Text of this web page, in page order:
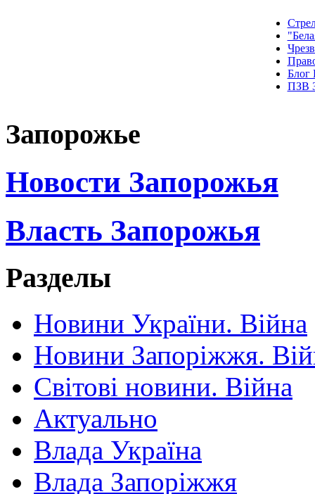
Блог
ПЗВ
Запорожье
Новости Запорожья
Власть Запорожья
Разделы
Новини України. Війна
Новини Запоріжжя.
Світові новини. Війна
Актуально
Влада Україна
Влада Запоріжжя